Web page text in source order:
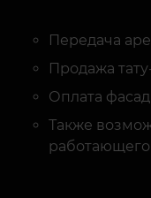
Продажа
Оплата
Также
работающего